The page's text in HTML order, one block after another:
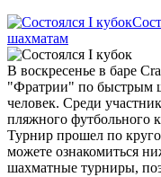
шахматам
В воскресенье в баре
"Фратрии" по быстрым
человек. Среди
пляжного футбольного
Турнир прошел по
можете ознакомиться
шахматные турниры,